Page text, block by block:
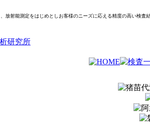
放射能測定をはじめとしお客様のニーズに応える精度の高い検査